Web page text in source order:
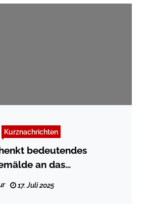
Kurznachrichten
bedeutendes
an das
Schleswig
17. Juli 2025